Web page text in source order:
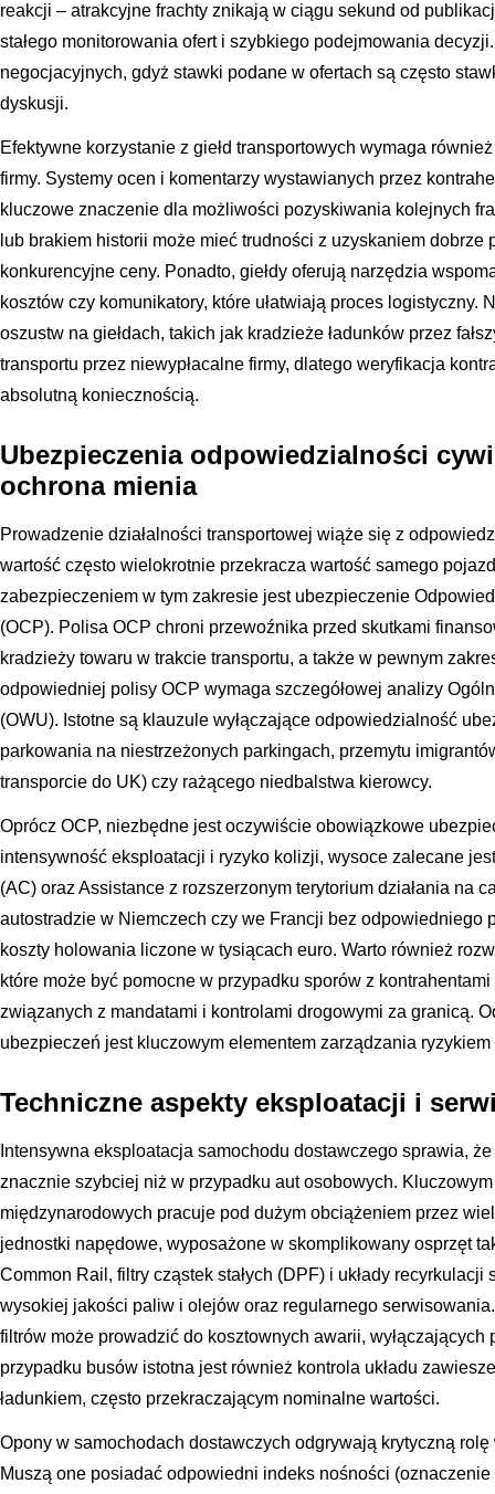
reakcji – atrakcyjne frachty znikają w ciągu sekund od
stałego monitorowania ofert i szybkiego podejmowania
negocjacyjnych, gdyż stawki podane w ofertach są często
dyskusji.
Efektywne korzystanie z giełd transportowych wymaga
firmy. Systemy ocen i komentarzy wystawianych przez
kluczowe znaczenie dla możliwości pozyskiwania kolejnych
lub brakiem historii może mieć trudności z uzyskaniem dobrze
konkurencyjne ceny. Ponadto, giełdy oferują narzędzia
kosztów czy komunikatory, które ułatwiają proces logistyczny.
oszustw na giełdach, takich jak kradzieże ładunków przez
transportu przez niewypłacalne firmy, dlatego weryfikacja
absolutną koniecznością.
Ubezpieczenia odpowiedzialności
ochrona mienia
Prowadzenie działalności transportowej wiąże się z
wartość często wielokrotnie przekracza wartość samego
zabezpieczeniem w tym zakresie jest ubezpieczenie
(OCP). Polisa OCP chroni przewoźnika przed skutkami
kradzieży towaru w trakcie transportu, a także w pewnym
odpowiedniej polisy OCP wymaga szczegółowej analizy
(OWU). Istotne są klauzule wyłączające odpowiedzialność
parkowania na niestrzeżonych parkingach, przemytu
transporcie do UK) czy rażącego niedbalstwa kierowcy.
Oprócz OCP, niezbędne jest oczywiście obowiązkowe
intensywność eksploatacji i ryzyko kolizji, wysoce zalecane
(AC) oraz Assistance z rozszerzonym terytorium działania na
autostradzie w Niemczech czy we Francji bez odpowiedniego
koszty holowania liczone w tysiącach euro. Warto również
które może być pomocne w przypadku sporów z
związanych z mandatami i kontrolami drogowymi za granicą.
ubezpieczeń jest kluczowym elementem zarządzania
Techniczne aspekty eksploatacji i
Intensywna eksploatacja samochodu dostawczego sprawia,
znacznie szybciej niż w przypadku aut osobowych.
międzynarodowych pracuje pod dużym obciążeniem przez
jednostki napędowe, wyposażone w skomplikowany osprzęt
Common Rail, filtry cząstek stałych (DPF) i układy
wysokiej jakości paliw i olejów oraz regularnego
filtrów może prowadzić do kosztownych awarii, wyłączających
przypadku busów istotna jest również kontrola układu
ładunkiem, często przekraczającym nominalne wartości.
Opony w samochodach dostawczych odgrywają krytyczną
Muszą one posiadać odpowiedni indeks nośności